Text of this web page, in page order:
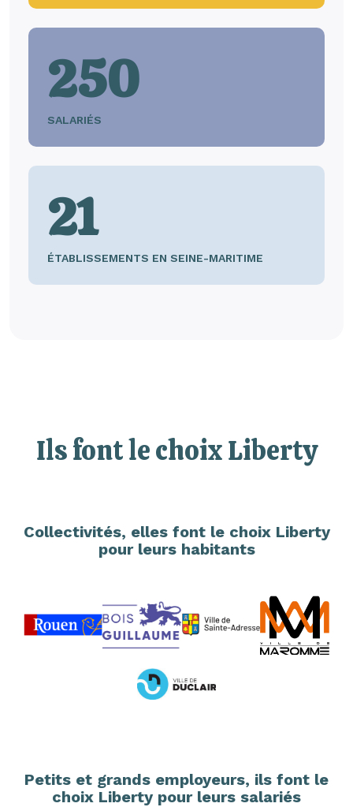
250
SALARIÉS
21
ÉTABLISSEMENTS EN SEINE-MARITIME
Ils font le choix Liberty
Collectivités, elles font le choix Liberty
pour leurs habitants
Petits et grands employeurs, ils font le
choix Liberty pour leurs salariés